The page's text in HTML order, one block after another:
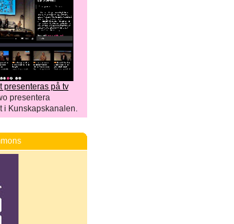
presenteras på tv
presentera
i Kunskapskanalen.